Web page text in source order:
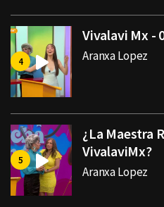
Vivalavi Mx -
Aranxa Lopez
¿La Maestra
VivalaviMx?
Aranxa Lopez